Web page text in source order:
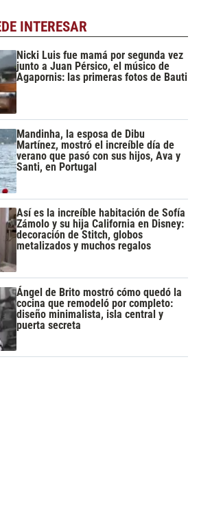
INTERESAR
Nicki Luis fue mamá por segunda vez
junto a Juan Pérsico, el músico de
Agapornis: las primeras fotos de Bauti
Mandinha, la esposa de Dibu
Martínez, mostró el increíble día de
verano que pasó con sus hijos, Ava y
Santi, en Portugal
Así es la increíble habitación de Sofía
Zámolo y su hija California en Disney:
decoración de Stitch, globos
metalizados y muchos regalos
Ángel de Brito mostró cómo quedó la
cocina que remodeló por completo:
diseño minimalista, isla central y
puerta secreta